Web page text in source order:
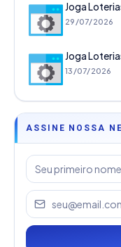
Joga
29/07/2026
Joga
13/07/2026
ASSINE NOSSA